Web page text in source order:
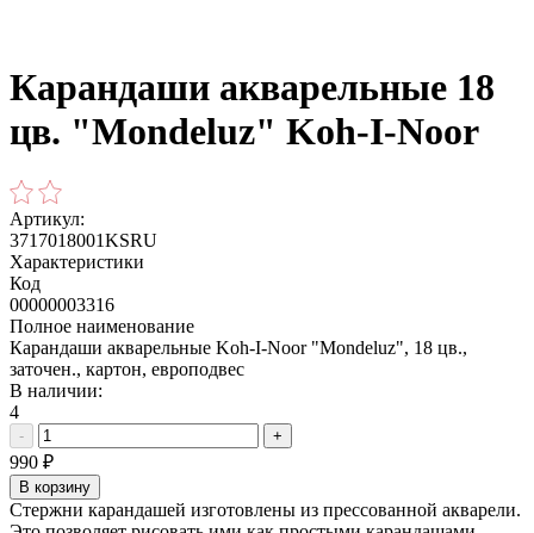
Карандаши акварельные 18
цв. "Mondeluz" Koh-I-Noor
Артикул:
3717018001KSRU
Характеристики
Код
00000003316
Полное наименование
Карандаши акварельные Koh-I-Noor "Mondeluz", 18 цв.,
заточен., картон, европодвес
В наличии:
4
- +
990 ₽
В корзину
Стержни карандашей изготовлены из прессованной акварели.